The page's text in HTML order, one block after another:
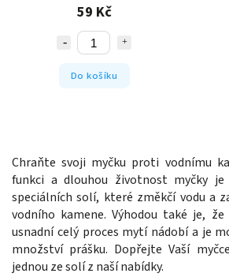
59 Kč
Do košíku
Chraňte svoji myčku proti vodnímu
funkci a dlouhou životnost myčky je
speciálních solí, které změkčí vodu a
vodního kamene. Výhodou také je,
usnadní celý proces mytí nádobí a je
množství prášku. Dopřejte Vaší
jednou ze solí z naší nabídky.